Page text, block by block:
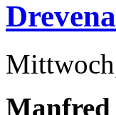
Manfred